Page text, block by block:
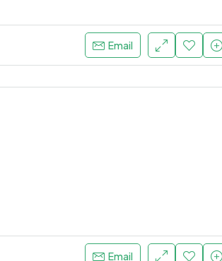
Email
Email